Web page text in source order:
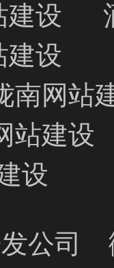
建设
建设
南网站
站建设
设
公司